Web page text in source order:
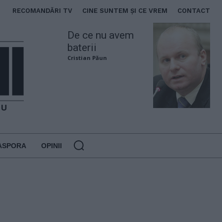
RECOMANDĂRI TV CINE SUNTEM ȘI CE VREM CONTACT
De ce nu avem
baterii
Cristian Păun
OPINII